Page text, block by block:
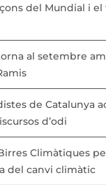
del Mundial i
al setembre
de Catalunya
d’odi
Climàtiques
del canvi climàtic